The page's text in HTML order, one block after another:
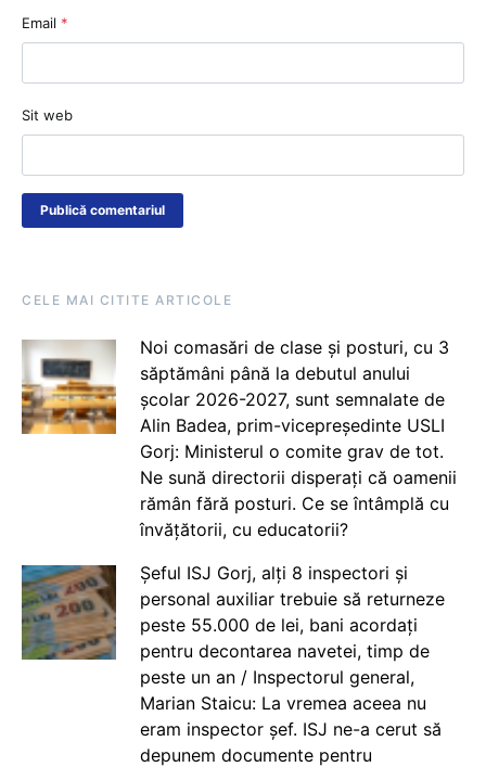
Email *
Sit web
CELE MAI CITITE ARTICOLE
Noi comasări de clase și posturi, cu 3
săptămâni până la debutul anului
școlar 2026-2027, sunt semnalate de
Alin Badea, prim-vicepreședinte USLI
Gorj: Ministerul o comite grav de tot.
Ne sună directorii disperați că oamenii
rămân fără posturi. Ce se întâmplă cu
învățătorii, cu educatorii?
Șeful ISJ Gorj, alți 8 inspectori și
personal auxiliar trebuie să returneze
peste 55.000 de lei, bani acordați
pentru decontarea navetei, timp de
peste un an / Inspectorul general,
Marian Staicu: La vremea aceea nu
eram inspector șef. ISJ ne-a cerut să
depunem documente pentru